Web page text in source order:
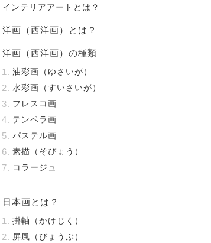
インテリアアートとは？
洋画（西洋画）とは？
洋画（西洋画）の種類
油彩画（ゆさいが）
水彩画（すいさいが）
フレスコ画
テンペラ画
パステル画
素描（そびょう）
コラージュ
日本画とは？
掛軸（かけじく）
屏風（びょうぶ）